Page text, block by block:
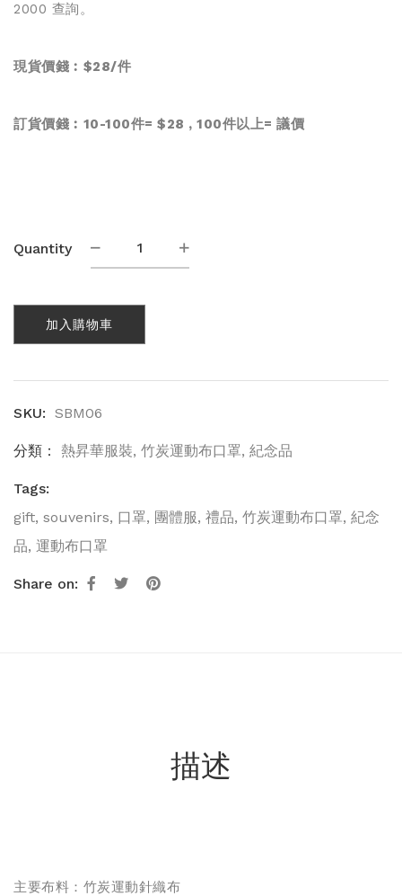
2000 查詢。
現貨價錢︰$28/件
訂貨價錢︰10-100件= $28 , 100件以上= 議價
Quantity
竹
炭
動
布
口
(SBM06)
加入購物車
SKU: SBM06
分類： 熱昇華服裝, 竹炭運動布口罩, 紀念品
Tags:
gift, souvenirs, 口罩, 團體服, 禮品, 竹炭運動布口罩, 紀念
品, 運動布口罩
Share on:
描述
主要布料：竹炭運動針織布